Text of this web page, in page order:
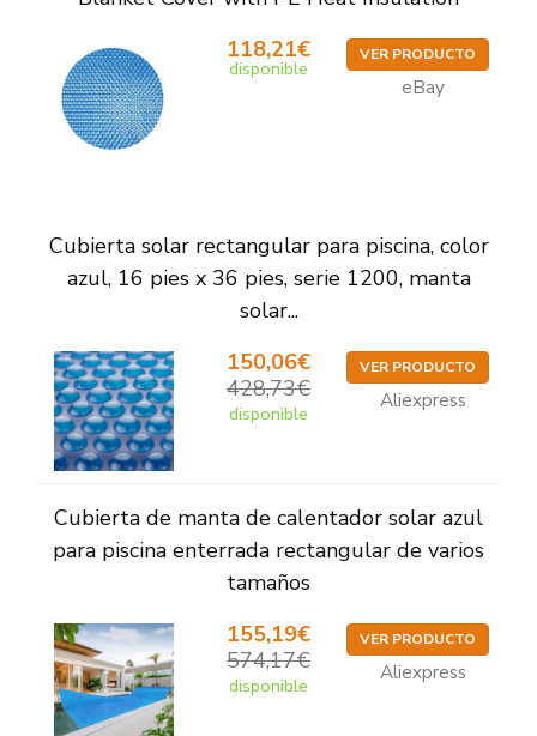
118,21€
disponible
VER PRODUCTO
eBay
Cubierta solar rectangular para piscina, color
azul, 16 pies x 36 pies, serie 1200, manta
solar...
150,06€
428,73€
disponible
VER PRODUCTO
Aliexpress
Cubierta de manta de calentador solar azul
para piscina enterrada rectangular de varios
tamaños
155,19€
574,17€
disponible
VER PRODUCTO
Aliexpress